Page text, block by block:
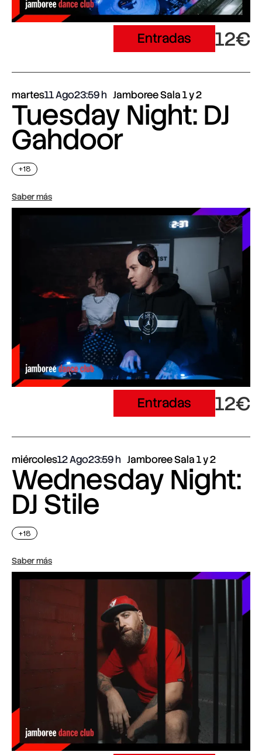
Entradas 12€
martes11 Ago23:59 Jamboree Sala 1 y 2
Tuesday Night: DJ
Gahdoor
+18
Saber más
Entradas 12€
miércoles12 Ago23:59 Jamboree Sala 1 y 2
Wednesday Night:
DJ Stile
+18
Saber más